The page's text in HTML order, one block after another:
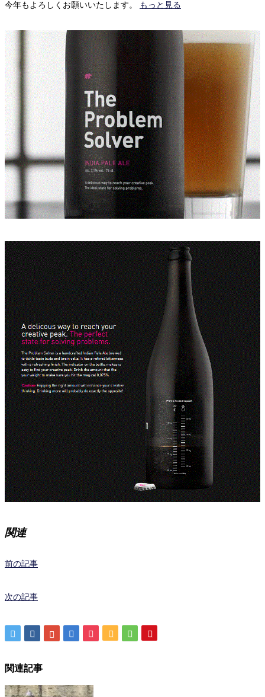
今年もよろしくお願いいたします。 もっと見る
関連
前の記事
次の記事
関連記事